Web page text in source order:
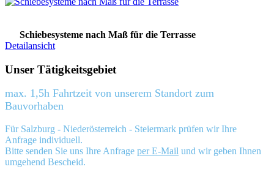
Schiebesysteme nach Maß für die Terrasse
Detailansicht
Unser Tätigkeitsgebiet
max. 1,5h Fahrtzeit von unserem Standort zum
Bauvorhaben
Für Salzburg - Niederösterreich - Steiermark prüfen wir Ihre
Anfrage individuell.
Bitte senden Sie uns Ihre Anfrage per E-Mail und wir geben Ihnen
umgehend Bescheid.